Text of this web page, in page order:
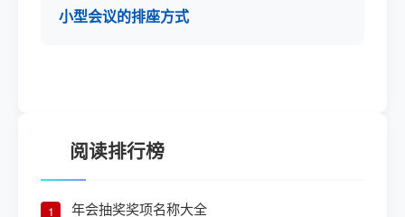
小型会议的排座方式
阅读排行榜
1 年会抽奖奖项名称大全